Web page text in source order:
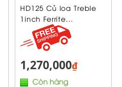
HD125 Củ loa Treble
1inch Ferrite...
1,270,000₫
Còn hàng